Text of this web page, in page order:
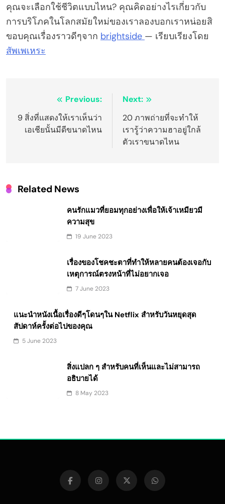
คุณจะเลือกใช้ชีวิตแบบไหน? คุณคิดอย่างไรเกี่ยวกับ
การบริโภคในโลกสมัยใหม่ของเราลองบอกเราหน่อยสิ
ขอบคุณเรื่องราวดีๆจาก brightside — เรียบเรียงโดย
สัพเพเหระ
navigation
Previous:
9 สิ่งที่แสดงให้เราเห็นว่า
เอเชียนั้นมีดีขนาดไหน
Next:
20 ภาพถ่ายที่จะทำให้
เรารู้ว่าความฮาอยู่ใกล้
ตัวเราขนาดไหน
Related News
คนรักแมวที่ยอมทุกอย่างเพื่อให้เจ้าเหมียวมี
ความสุข
19 June 2023
เรื่องของโชคชะตาที่ทำให้หลายคนต้องเจอกับ
เหตุการณ์ตรงหน้าที่ไม่อยากเจอ
7 June 2023
แนะนำหนังเนื้อเรื่องดีๆโดนๆใน Netflix สำหรับวันหยุดสุด
สัปดาห์ครั้งต่อไปของคุณ
5 June 2023
สิ่งแปลก ๆ สำหรับคนที่เห็นและไม่สามารถ
อธิบายได้
8 May 2023